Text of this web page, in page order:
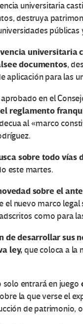
universitaria
destruya
públicas
universitaria
documentos,
aplicación para las
en el
reglamento
al «marco
sobre todo vías
este martes.
sobre el
el nuevo marco legal
como para
de desarrollar sus
ley,que coloca a la
solo entrará en juego
la que verse el
de patrimonio,